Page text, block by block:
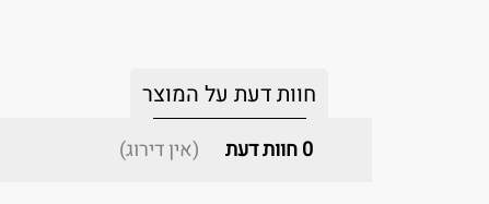
חוות דעת על המוצר
0חוות דעת (אין דירוג)